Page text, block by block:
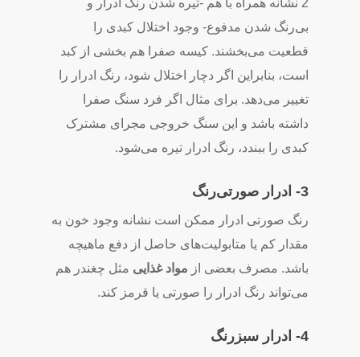
2 نشانه همراه با هم -تیره شدن رنگ ادرار و
بی‌رنگ شدن مدفوع- وجود اختلال کبدی را
قطعیت می‌بخشند. کیسه صفرا هم بخشی از کبد
است، بنابراین اگر دچار اختلال شود، رنگ ادرار را
تغییر می‌دهد. برای مثال اگر فرد سنگ صفرا
داشته باشد و این سنگ خروجی مجرای مشترک
کبدی را ببندد، رنگ ادرار تیره می‌شود.
3- ادرار صورتی‌رنگ
رنگ صورتی ادرار ممکن است نشانه وجود خون به
مقدار کم یا متابولیت‌های حاصل از دفع ماهیچه
باشد. مصرف بعضی از مواد غذایی مثل چغندر هم
می‌تواند رنگ ادرار را صورتی یا قرمز کند.
4- ادرار سبزرنگ